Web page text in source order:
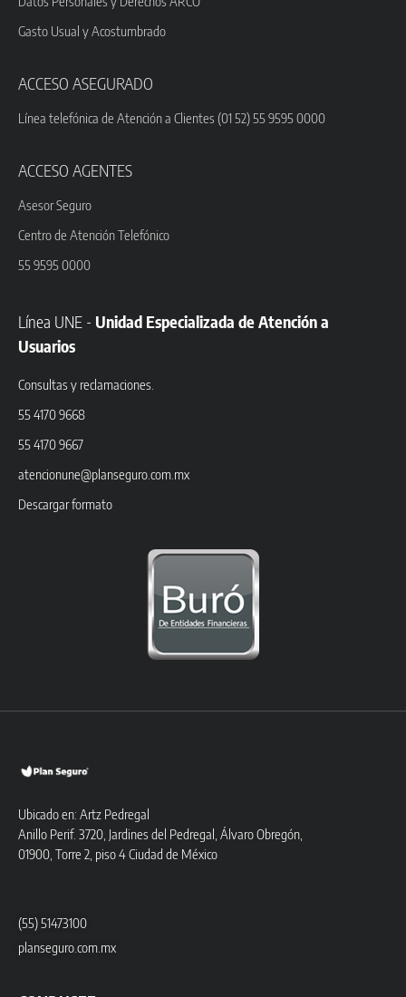
Gasto Usual y Acostumbrado
ACCESO ASEGURADO
Línea telefónica de Atención a Clientes (01 52) 55 9595 0000
ACCESO AGENTES
Asesor Seguro
Centro de Atención Telefónico
55 9595 0000
Línea UNE - Unidad Especializada de Atención a
Usuarios
Consultas y reclamaciones.
55 4170 9668
55 4170 9667
atencionune@planseguro.com.mx
Descargar formato
Ubicado en: Artz Pedregal
Anillo Perif. 3720, Jardines del Pedregal, Álvaro Obregón,
01900, Torre 2, piso 4 Ciudad de México
(55) 51473100
planseguro.com.mx